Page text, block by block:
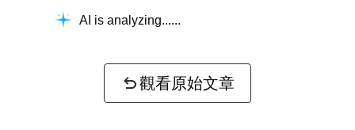
AI is analyzing...
觀看原始文章